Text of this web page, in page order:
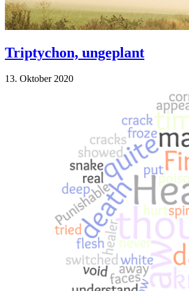
Triptychon, ungeplant
13. Oktober 2020